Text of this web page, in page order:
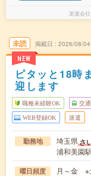
派遣会社
未読
NEW
掲載日 2026/08/04
ピタッと18時
迎します
職種未経験OK 交
WEB登録OK 派遣
勤務地 埼玉県さ
浦和美園
曜日頻度 月～金 ※